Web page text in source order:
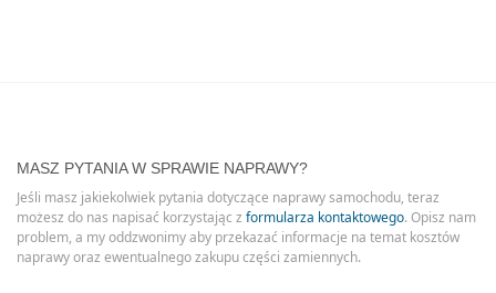
MASZ PYTANIA W SPRAWIE NAPRAWY?
Jeśli masz jakiekolwiek pytania dotyczące naprawy samochodu, teraz
możesz do nas napisać korzystając z formularza kontaktowego. Opisz nam
problem, a my oddzwonimy aby przekazać informacje na temat kosztów
naprawy oraz ewentualnego zakupu części zamiennych.